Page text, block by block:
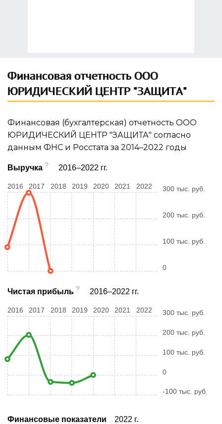
Финансовая отчетность ООО
ЮРИДИЧЕСКИЙ ЦЕНТР "ЗАЩИТА"
Финансовая (бухгалтерская) отчетность ООО
ЮРИДИЧЕСКИЙ ЦЕНТР "ЗАЩИТА" согласно
данным ФНС и Росстата за 2014–2022 годы
Выручка ? 2016–2022 гг.
2016 2017 2018 2019 2020 2021 2022
0
100 тыс. руб.
200 тыс. руб.
300 тыс. руб.
Чистая прибыль ? 2016–2022 гг.
2016 2017 2018 2019 2020 2021 2022
-100 тыс. руб.
0
100 тыс. руб.
200 тыс. руб.
300 тыс. руб.
Финансовые показатели 2022 г.